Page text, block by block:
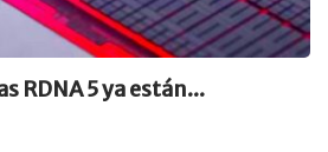
RDNA 5 ya están...